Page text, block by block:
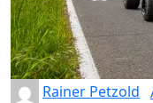
Rainer Petzold